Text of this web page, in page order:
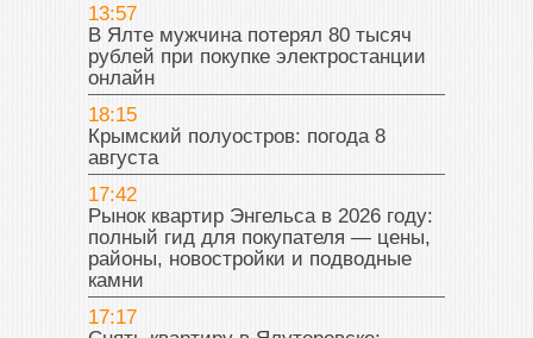
13:57
В Ялте мужчина потерял 80 тысяч
рублей при покупке электростанции
онлайн
18:15
Крымский полуостров: погода 8
августа
17:42
Рынок квартир Энгельса в 2026 году:
полный гид для покупателя — цены,
районы, новостройки и подводные
камни
17:17